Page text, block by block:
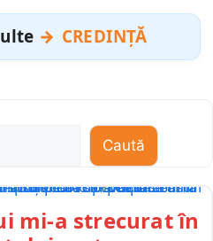
CREDINȚĂ
Caută
mi-a strecurat în